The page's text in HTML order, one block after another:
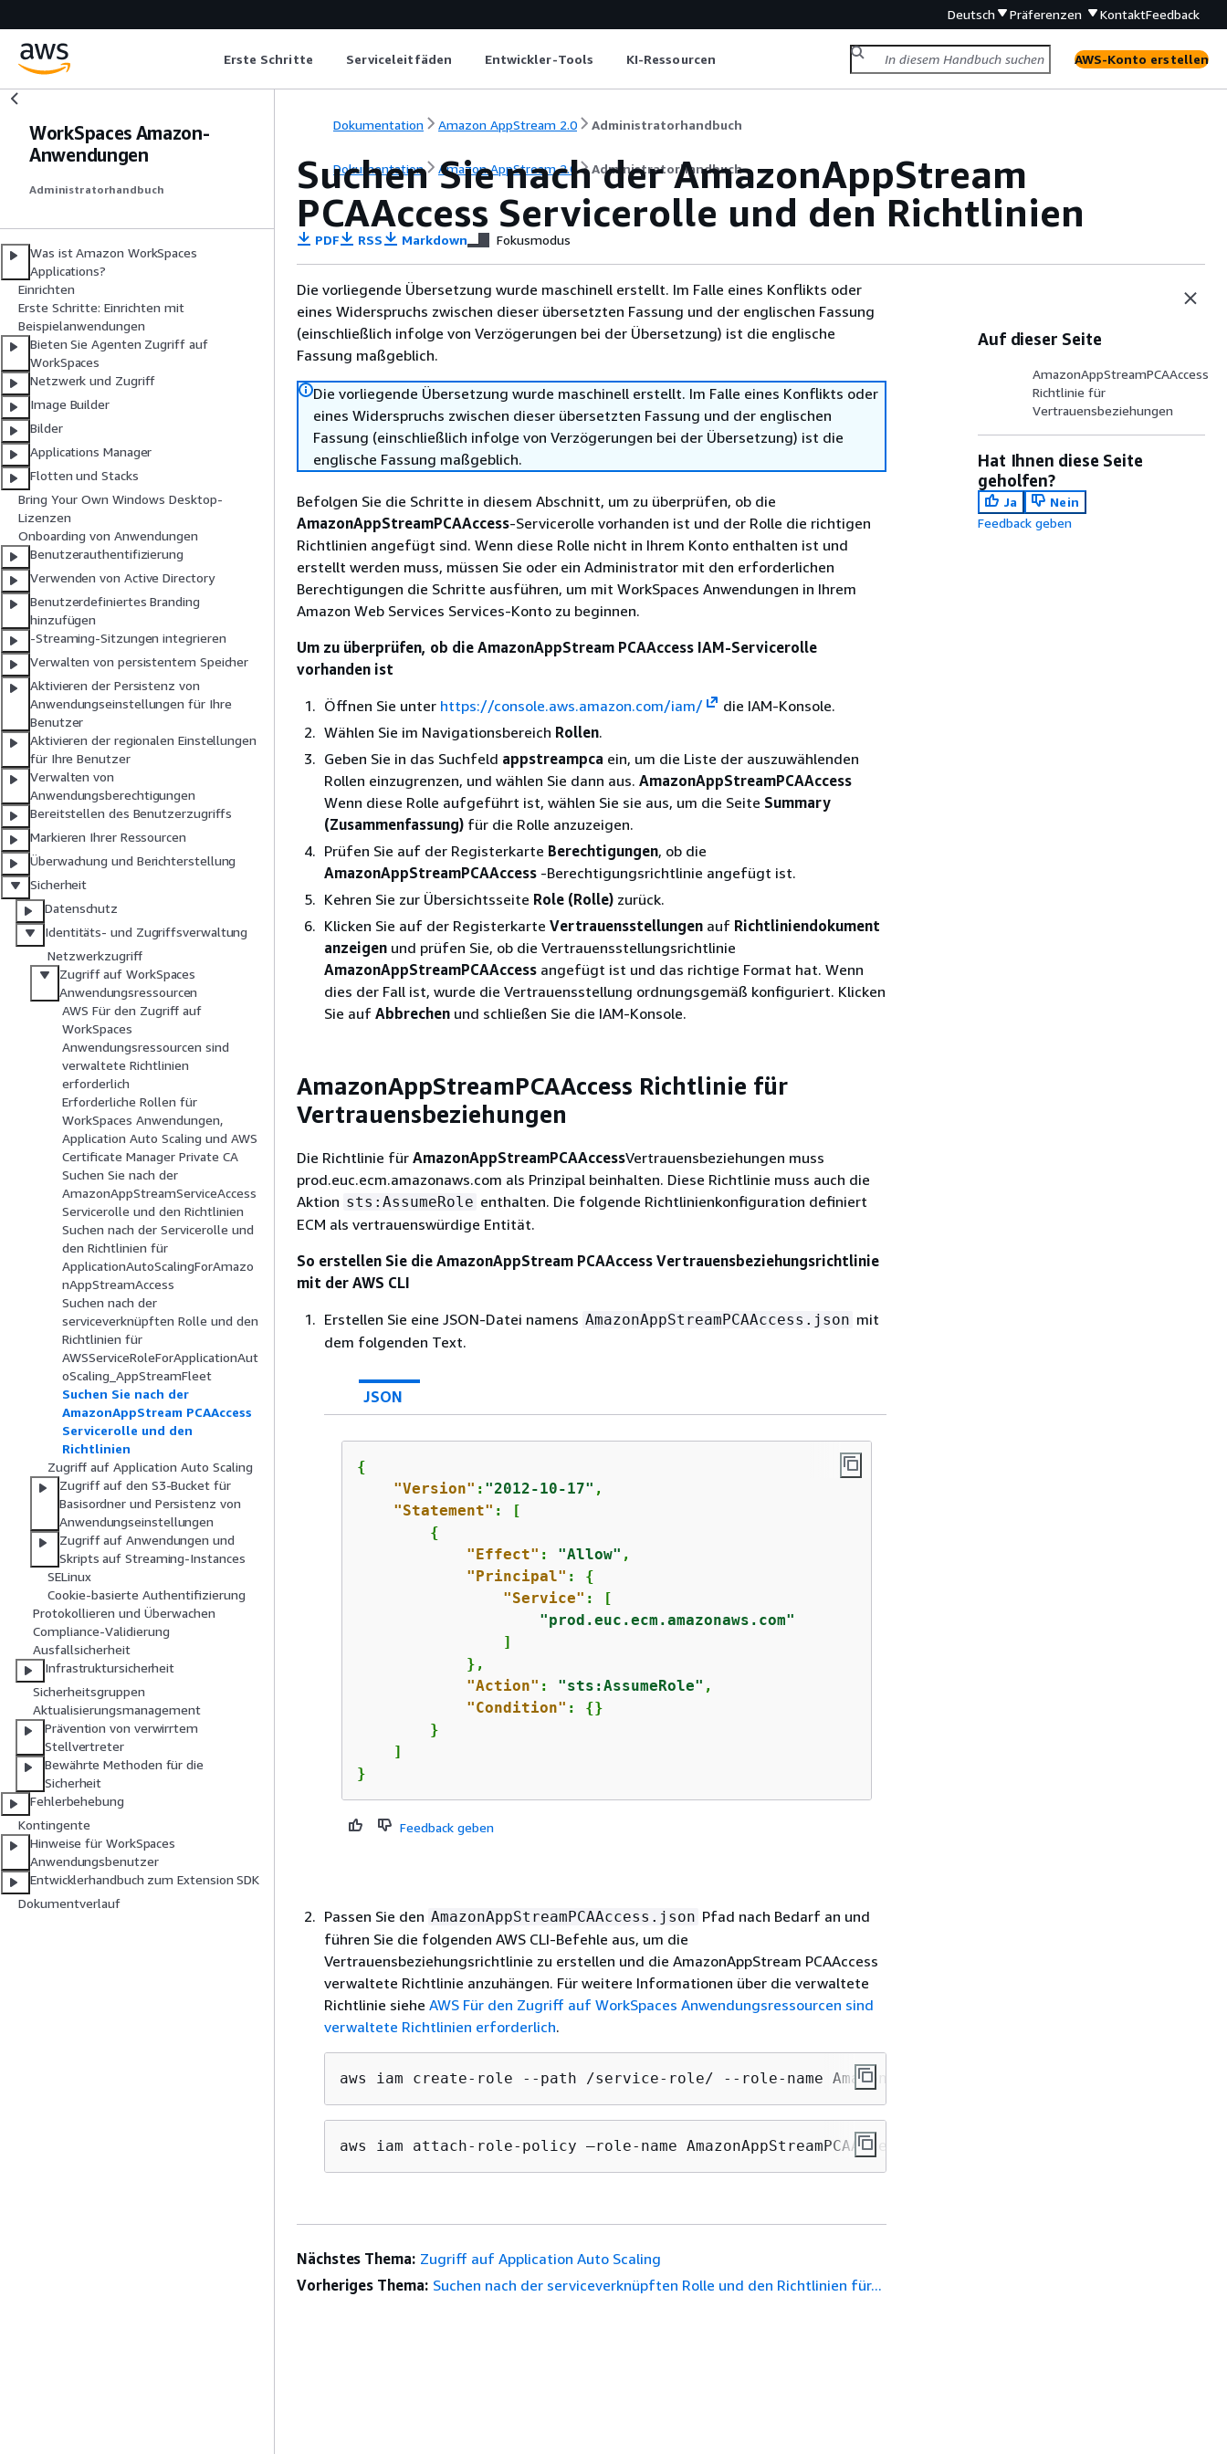
Deutsch Präferenzen KontaktFeedback
Erste Schritte Serviceleitfäden Entwickler-Tools KI-Ressourcen AWS-Konto erstellen
WorkSpaces Amazon-
Anwendungen
Administratorhandbuch
Was ist Amazon WorkSpaces
Applications?
Einrichten
Erste Schritte: Einrichten mit
Beispielanwendungen
Bieten Sie Agenten Zugriff auf
WorkSpaces
Netzwerk und Zugriff
Image Builder
Bilder
Applications Manager
Flotten und Stacks
Bring Your Own Windows Desktop-
Lizenzen
Onboarding von Anwendungen
Benutzerauthentifizierung
Verwenden von Active Directory
Benutzerdefiniertes Branding
hinzufügen
-Streaming-Sitzungen integrieren
Verwalten von persistentem Speicher
Aktivieren der Persistenz von
Anwendungseinstellungen für Ihre
Benutzer
Aktivieren der regionalen Einstellungen
für Ihre Benutzer
Verwalten von
Anwendungsberechtigungen
Bereitstellen des Benutzerzugriffs
Markieren Ihrer Ressourcen
Überwachung und Berichterstellung
Sicherheit
Datenschutz
Identitäts- und Zugriffsverwaltung
Netzwerkzugriff
Zugriff auf WorkSpaces
Anwendungsressourcen
AWS Für den Zugriff auf
WorkSpaces
Anwendungsressourcen sind
verwaltete Richtlinien
erforderlich
Erforderliche Rollen für
WorkSpaces Anwendungen,
Application Auto Scaling und AWS
Certificate Manager Private CA
Suchen Sie nach der
AmazonAppStreamServiceAccess
Servicerolle und den Richtlinien
Suchen nach der Servicerolle und
den Richtlinien für
ApplicationAutoScalingForAmazo
nAppStreamAccess
Suchen nach der
serviceverknüpften Rolle und den
Richtlinien für
AWSServiceRoleForApplicationAut
oScaling_AppStreamFleet
Suchen Sie nach der
AmazonAppStream PCAAccess
Servicerolle und den
Richtlinien
Zugriff auf Application Auto Scaling
Zugriff auf den S3-Bucket für
Basisordner und Persistenz von
Anwendungseinstellungen
Zugriff auf Anwendungen und
Skripts auf Streaming-Instances
SELinux
Cookie-basierte Authentifizierung
Protokollieren und Überwachen
Compliance-Validierung
Ausfallsicherheit
Infrastruktursicherheit
Sicherheitsgruppen
Aktualisierungsmanagement
Prävention von verwirrtem
Stellvertreter
Bewährte Methoden für die
Sicherheit
Fehlerbehebung
Kontingente
Hinweise für WorkSpaces
Anwendungsbenutzer
Entwicklerhandbuch zum Extension SDK
Dokumentverlauf
Dokumentation Amazon AppStream 2.0 Administratorhandbuch
Dokumentation Amazon AppStream 2.0 Administratorhandbuch
Suchen Sie nach der AmazonAppStream
PCAAccess Servicerolle und den Richtlinien
PDF RSS Markdown Fokusmodus
Die vorliegende Übersetzung wurde maschinell erstellt. Im Falle eines Konflikts oder
eines Widerspruchs zwischen dieser übersetzten Fassung und der englischen Fassung
(einschließlich infolge von Verzögerungen bei der Übersetzung) ist die englische
Fassung maßgeblich.
Die vorliegende Übersetzung wurde maschinell erstellt. Im Falle eines Konflikts oder
eines Widerspruchs zwischen dieser übersetzten Fassung und der englischen
Fassung (einschließlich infolge von Verzögerungen bei der Übersetzung) ist die
englische Fassung maßgeblich.
Befolgen Sie die Schritte in diesem Abschnitt, um zu überprüfen, ob die
AmazonAppStreamPCAAccess-Servicerolle vorhanden ist und der Rolle die richtigen
Richtlinien angefügt sind. Wenn diese Rolle nicht in Ihrem Konto enthalten ist und
erstellt werden muss, müssen Sie oder ein Administrator mit den erforderlichen
Berechtigungen die Schritte ausführen, um mit WorkSpaces Anwendungen in Ihrem
Amazon Web Services Services-Konto zu beginnen.
Um zu überprüfen, ob die AmazonAppStream PCAAccess IAM-Servicerolle
vorhanden ist
Öffnen Sie unter https://console.aws.amazon.com/iam/
die IAM-Konsole.
Wählen Sie im Navigationsbereich Rollen.
Geben Sie in das Suchfeld appstreampca ein, um die Liste der auszuwählenden
Rollen einzugrenzen, und wählen Sie dann aus. AmazonAppStreamPCAAccess
Wenn diese Rolle aufgeführt ist, wählen Sie sie aus, um die Seite Summary
(Zusammenfassung) für die Rolle anzuzeigen.
Prüfen Sie auf der Registerkarte Berechtigungen, ob die
AmazonAppStreamPCAAccess -Berechtigungsrichtlinie angefügt ist.
Kehren Sie zur Übersichtsseite Role (Rolle) zurück.
Klicken Sie auf der Registerkarte Vertrauensstellungen auf Richtliniendokument
anzeigen und prüfen Sie, ob die Vertrauensstellungsrichtlinie
AmazonAppStreamPCAAccess angefügt ist und das richtige Format hat. Wenn
dies der Fall ist, wurde die Vertrauensstellung ordnungsgemäß konfiguriert. Klicken
Sie auf Abbrechen und schließen Sie die IAM-Konsole.
AmazonAppStreamPCAAccess Richtlinie für
Vertrauensbeziehungen
Die Richtlinie für AmazonAppStreamPCAAccessVertrauensbeziehungen muss
prod.euc.ecm.amazonaws.com als Prinzipal beinhalten. Diese Richtlinie muss auch die
Aktion sts:AssumeRole enthalten. Die folgende Richtlinienkonfiguration definiert
ECM als vertrauenswürdige Entität.
So erstellen Sie die AmazonAppStream PCAAccess Vertrauensbeziehungsrichtlinie
mit der AWS CLI
Erstellen Sie eine JSON-Datei namens AmazonAppStreamPCAAccess.json mit
dem folgenden Text.
JSON
{
"Version" : "2012-10-17" ,
"Statement" : [
{
"Effect" : "Allow" ,
"Principal" : {
"Service" : [
"prod.euc.ecm.amazonaws.com"
                ]
            },
"Action" : "sts:AssumeRole" ,
"Condition" : {}
        }
    ]
}
Feedback geben
Passen Sie den AmazonAppStreamPCAAccess.json Pfad nach Bedarf an und
führen Sie die folgenden AWS CLI-Befehle aus, um die
Vertrauensbeziehungsrichtlinie zu erstellen und die AmazonAppStream PCAAccess
verwaltete Richtlinie anzuhängen. Für weitere Informationen über die verwaltete
Richtlinie siehe AWS Für den Zugriff auf WorkSpaces Anwendungsressourcen sind
verwaltete Richtlinien erforderlich.
aws iam create-role --path /service-role/ --role-name AmazonAppStreamPCAAccess --assume-role-
aws iam attach-role-policy —role-name AmazonAppStreamPCAAccess —policy-arn arn:aws:iam::aws:policy/
Auf dieser Seite
AmazonAppStreamPCAAccess
Richtlinie für
Vertrauensbeziehungen
Hat Ihnen diese Seite
geholfen?
Ja
Nein
Feedback geben
Nächstes Thema: Zugriff auf Application Auto Scaling
Vorheriges Thema: Suchen nach der serviceverknüpften Rolle und den Richtlinien für...